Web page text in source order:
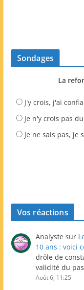
Sondages
La
J'y crois, j'ai
Je n'y crois pas
Je ne sais pas, je
Vos réactions
Analyste sur
10 ans : voici
drôle de
validité du
Août 6, 11:25